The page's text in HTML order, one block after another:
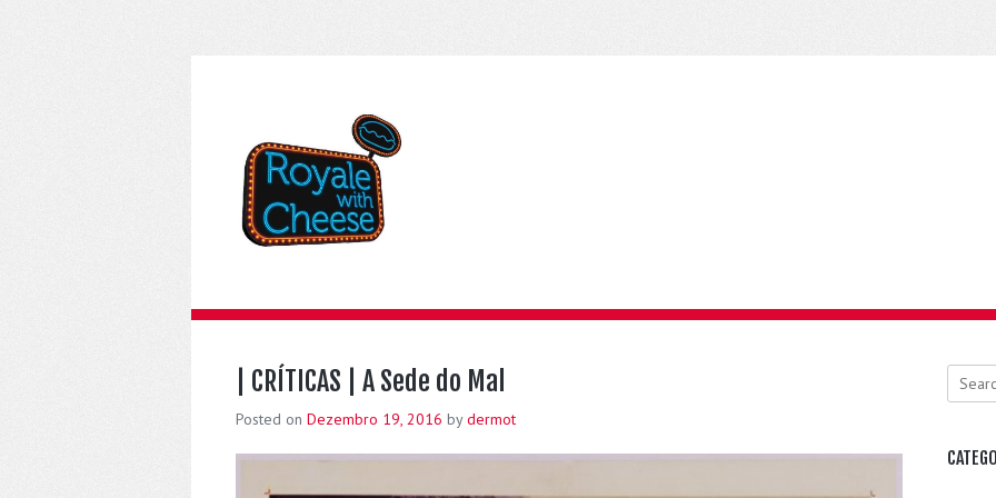
| CRÍTICAS | A Sede do Mal
Posted on Dezembro 19, 2016 bydermot
Search